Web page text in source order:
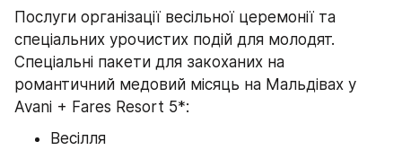
Послуги організації весільної церемонії та
спеціальних урочистих подій для молодят.
Спеціальні пакети для закоханих на
романтичний медовий місяць на Мальдівах у
Avani + Fares Resort 5*:
Весілля